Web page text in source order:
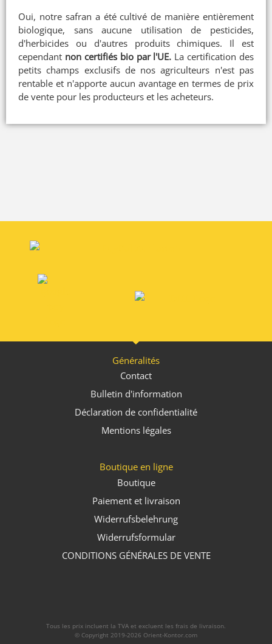
Oui, notre safran a été cultivé de manière entièrement
biologique, sans aucune utilisation de pesticides,
d'herbicides ou d'autres produits chimiques. Il est
cependant non certifiés bio par l'UE. La certification des
petits champs exclusifs de nos agriculteurs n'est pas
rentable et n'apporte aucun avantage en termes de prix
de vente pour les producteurs et les acheteurs.
Généralités
Contact
Bulletin d'information
Déclaration de confidentialité
Mentions légales
Boutique en ligne
Boutique
Paiement et livraison
Widerrufsbelehrung
Widerrufsformular
CONDITIONS GÉNÉRALES DE VENTE
Tous les prix incluent la TVA et excluent les frais de livraison.
© Copyright 2019-2026 Orient-Kontor.com